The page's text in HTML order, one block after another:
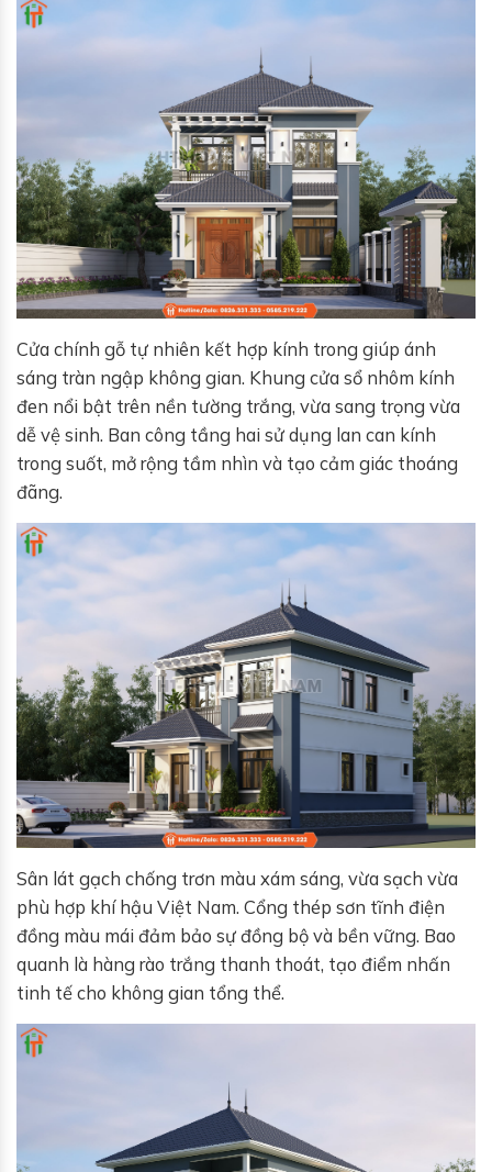
Cửa chính gỗ tự nhiên kết hợp kính trong giúp ánh
sáng tràn ngập không gian. Khung cửa sổ nhôm kính
đen nổi bật trên nền tường trắng, vừa sang trọng vừa
dễ vệ sinh. Ban công tầng hai sử dụng lan can kính
trong suốt, mở rộng tầm nhìn và tạo cảm giác thoáng
đãng.
Sân lát gạch chống trơn màu xám sáng, vừa sạch vừa
phù hợp khí hậu Việt Nam. Cổng thép sơn tĩnh điện
đồng màu mái đảm bảo sự đồng bộ và bền vững. Bao
quanh là hàng rào trắng thanh thoát, tạo điểm nhấn
tinh tế cho không gian tổng thể.